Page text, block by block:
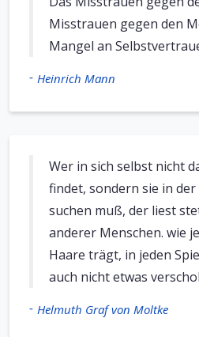
Misstrauen gegen den
Mangel an
- Heinrich Mann
Wer in sich selbst nicht
findet, sondern sie in
suchen muß, der liest
anderer Menschen. wie
Haare trägt, in jeden
auch nicht etwas
- Helmuth Graf von Moltke